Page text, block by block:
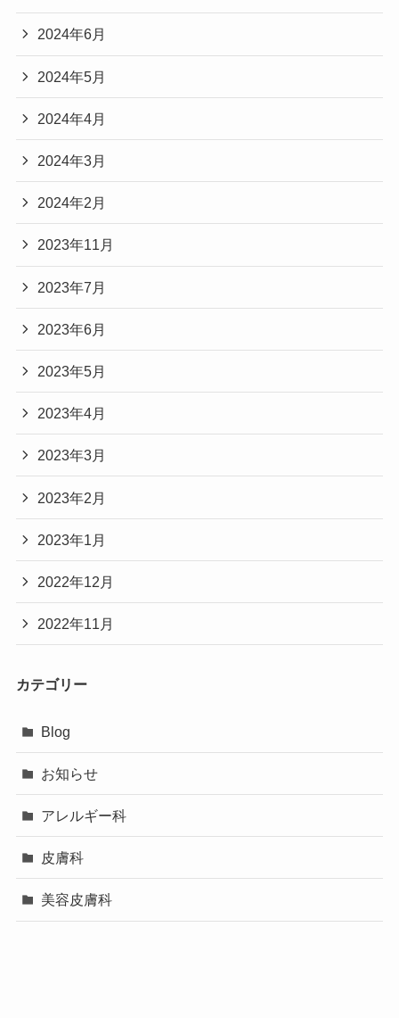
2024年6月
2024年5月
2024年4月
2024年3月
2024年2月
2023年11月
2023年7月
2023年6月
2023年5月
2023年4月
2023年3月
2023年2月
2023年1月
2022年12月
2022年11月
カテゴリー
Blog
お知らせ
アレルギー科
皮膚科
美容皮膚科